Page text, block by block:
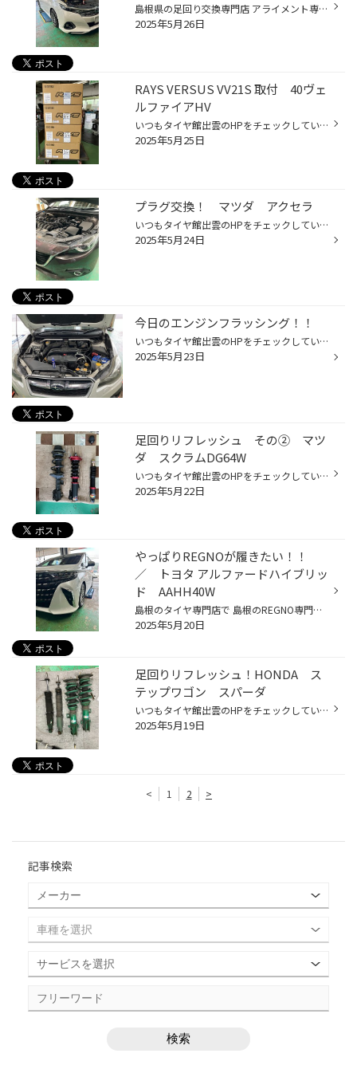
島根県の足回り交換専門店 アライメント専門店 タイヤ館出雲 石原です。 トヨタのハイブリッド車「SAI」のお客様 足回りが錆びてて怖いから何とかしてーーー(~_~;) とご相談いただきましたので、さっそく点検すると、、、 ↑フロント ↑リア 、、、、、、確かに激サビですね(;'∀') もともとダウンサス...
2025年5月26日
RAYS VERSUS VV21S 取付 40ヴェ
ルファイアHV
いつもタイヤ館出雲のHPをチェックしていただきありがとうございます(^▽^)/ RAYS No１ショップ・RAYS マイスターショップのタイヤ館出雲です！ 先日、４０ヴェルファイアHVにRAYS VERSUS VV21S ジェットブラックの２０インチを取り付けました(⌒∇⌒) 先ずはビフォー アフター イイ感じになりました(^▽...
2025年5月25日
プラグ交換！ マツダ アクセラ
いつもタイヤ館出雲のHPをチェックしていただきありがとうございます(^▽^)/ 先日マツダのアクセラにNGKのスパークプラグを交換しました！ NGKのプレミアムRXに交換です(⌒∇⌒) プラグを外していきます。 新品と比べると全然違いますね！ スパークプラグ交換もタイヤ館出雲にお任せください(^▽^)/ ----...
2025年5月24日
今日のエンジンフラッシング！！
いつもタイヤ館出雲のHPをチェックしていただきありがとうございます(^▽^)/ 今日も沢山のフラッシングありがとうございます(⌒∇⌒) 先ずはスバル インプレッサ スポーツにeクリーンプラス E170 お次はアルトにエンジンフラッシュE190 更にラパンにeクリーンプラス E170 そしてエクリプスクロスにWAKO'...
2025年5月23日
足回りリフレッシュ その② マツ
ダ スクラムDG64W
いつもタイヤ館出雲のHPをチェックしていただきありがとうございます(^▽^)/ 最近足回りのご相談が多くなってきてます(^▽^)/ 今までダウンサスを付けられてましたが、もう少し下げたいとの事で車高調に交換です！ 定番のBL’TZ車高調 ZZRに交換です(⌒∇⌒) この車高調は全長調整式で減衰調整も付いてい...
2025年5月22日
やっぱりREGNOが履きたい！！
／ トヨタ アルファードハイブリッ
ド AAHH40W
島根のタイヤ専門店で 島根のREGNO専門店な タイヤ館出雲 石原です。 ブリヂストンが誇る、乗り心地も運動性能も兼ね揃えた高品質タイヤ REGNO（レグノ）シリーズ 当店でもおかげさまで大好評で、お客様からのお喜びの声を多数いただいています(^^)v そんなNEW REGNOがどうしても履きたい！！ っと...
2025年5月20日
足回りリフレッシュ！HONDA ス
テップワゴン スパーダ
いつもタイヤ館出雲のHPをチェックしていただきありがとうございます(^▽^)/ 先日、ステップワゴン スパーダのお客様の足回りリフレッシュをしました(⌒∇⌒) 前回も当店でTEINの車高調を購入していただいてましたが、年数と走行距離もかさみ ショックアブソーバーからオイルが漏れてきたので新品のTEIN...
2025年5月19日
< 1 2 >
記事検索